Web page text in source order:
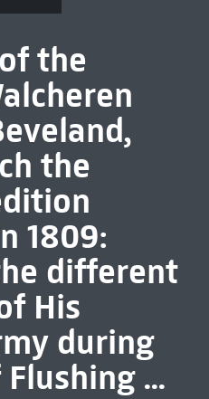
the
the
1809:
different
His
during
...